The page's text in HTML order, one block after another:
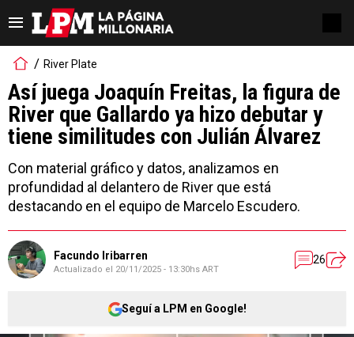
River Plate
Así juega Joaquín Freitas, la figura de
River que Gallardo ya hizo debutar y
tiene similitudes con Julián Álvarez
Con material gráfico y datos, analizamos en
profundidad al delantero de River que está
destacando en el equipo de Marcelo Escudero.
Facundo Iribarren
Actualizado el 20/11/2025 - 13:30hs ART
26
Seguí a LPM en Google!